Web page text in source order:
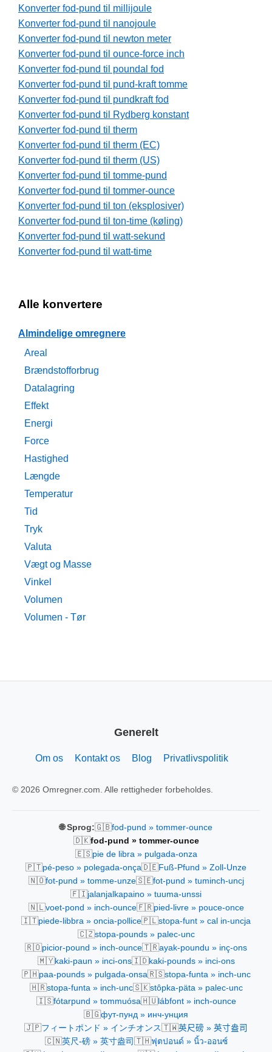
Konverter fod-pund til millijoule
Konverter fod-pund til nanojoule
Konverter fod-pund til newton meter
Konverter fod-pund til ounce-force inch
Konverter fod-pund til poundal fod
Konverter fod-pund til pund-kraft tomme
Konverter fod-pund til pundkraft fod
Konverter fod-pund til Rydberg konstant
Konverter fod-pund til therm
Konverter fod-pund til therm (EC)
Konverter fod-pund til therm (US)
Konverter fod-pund til tomme-pund
Konverter fod-pund til tommer-ounce
Konverter fod-pund til ton (eksplosiver)
Konverter fod-pund til ton-time (køling)
Konverter fod-pund til watt-sekund
Konverter fod-pund til watt-time
Alle konvertere
Almindelige omregnere
Areal
Brændstofforbrug
Datalagring
Effekt
Energi
Force
Hastighed
Længde
Temperatur
Tid
Tryk
Valuta
Vægt og Masse
Vinkel
Volumen
Volumen - Tør
Generelt
Om os Kontakt os Blog Privatlivspolitik
© 2026 Omregner.com. Alle rettigheder forbeholdes.
🌐 Sprog:🇬🇧fod-pund » tommer-ounce
🇩🇰fod-pund » tommer-ounce
🇪🇸pie de libra » pulgada-onza
🇵🇹pé-peso » polegada-onça🇩🇪Fuß-Pfund » Zoll-Unze
🇳🇴fot-pund » tomme-unze🇸🇪fot-pund » tuminch-uncj
🇫🇮jalanjalkapaino » tuuma-unssi
🇳🇱voet-pond » inch-ounce🇫🇷pied-livre » pouce-once
🇮🇹piede-libbra » oncia-pollice🇵🇱stopa-funt » cal in-uncja
🇨🇿stopa-pounds » palec-unc
🇷🇴picior-pound » inch-ounce🇹🇷ayak-poundu » inç-ons
🇲🇾kaki-paun » inci-ons🇮🇩kaki-pounds » inci-ons
🇵🇭paa-pounds » pulgada-onsa🇷🇸stopa-funta » inch-unc
🇭🇷stopa-funta » inch-unc🇸🇰stôpka-päta » palec-unc
🇮🇸fótarpund » tommuósa🇭🇺lábfont » inch-ounce
🇧🇬фут-пунд » инч-унция
🇯🇵フィートポンド » インチオンス🇹🇼英尺磅 » 英寸盎司
🇨🇳英尺-磅 » 英寸盎司 🇹🇭ฟุตปอนด์ » นิ้ว-ออนซ์